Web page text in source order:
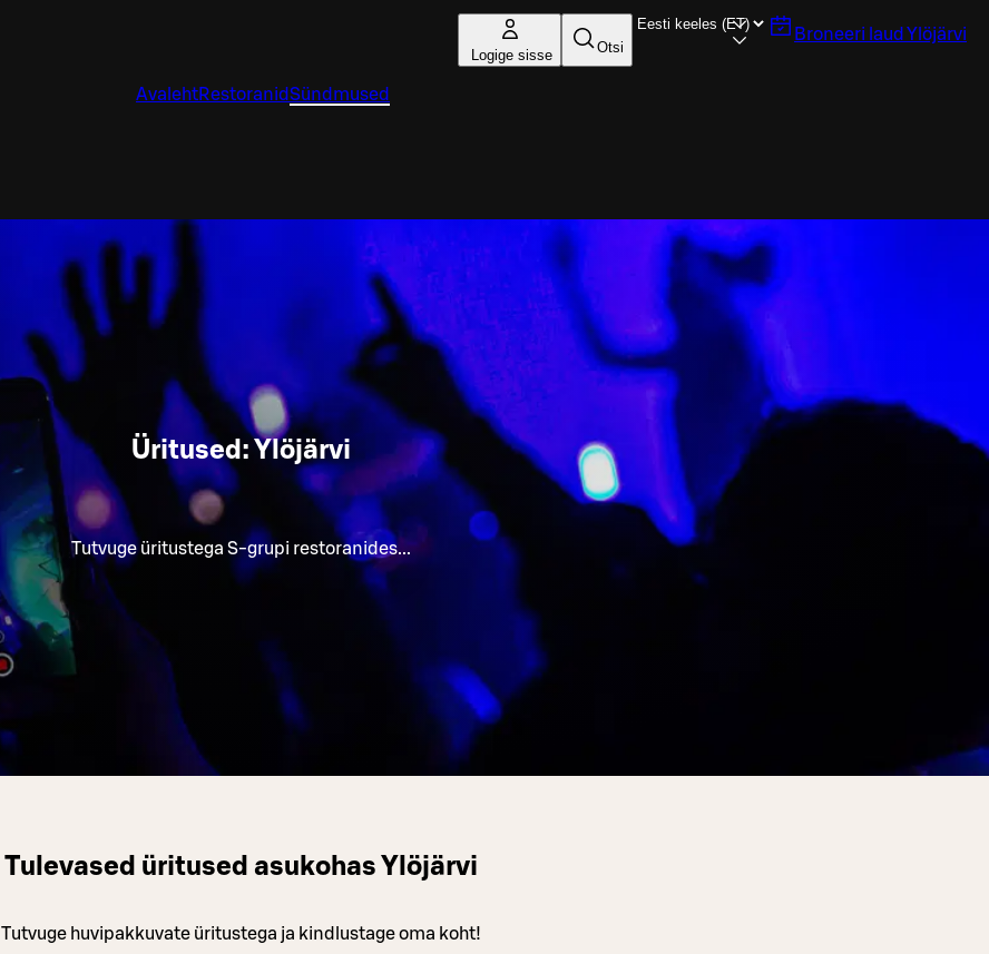
Logige sisse Otsi
Broneeri laud Ylöjärvi
AvalehtRestoranidSündmused
Üritused: Ylöjärvi
Tutvuge üritustega S-grupi restoranides...
Tulevased üritused asukohas Ylöjärvi
Tutvuge huvipakkuvate üritustega ja kindlustage oma koht!